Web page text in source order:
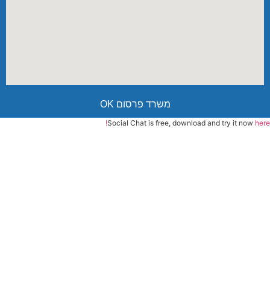
משרד פרסום OK
Social Chat is free, download and try it now here!